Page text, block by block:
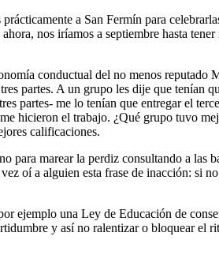
a San Fermín para
nos iríamos a septiembre hasta
conductual del no menos reputado
partes. A un grupo les dije que tenían
partes- me lo tenían que entregar el
hicieron el trabajo. ¿Qué grupo tuvo
calificaciones.
para marear la perdiz consultando a las
oí a alguien esta frase de inacción: si
ejemplo una Ley de Educación de
y así no ralentizar o bloquear el